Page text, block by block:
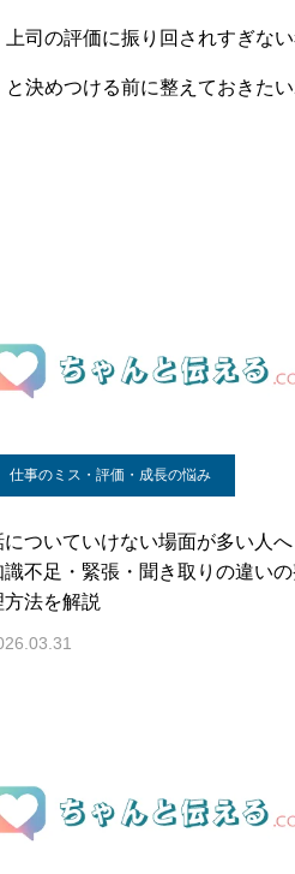
司の評価に振り回されすぎな
決めつける前に整えておきた
仕事のミス・評価・成長の悩み
についていけない場面が多い人へ
識不足・緊張・聞き取りの違い
方法を解説